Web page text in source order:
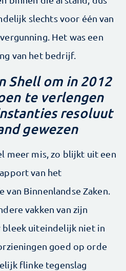
slechts voor één van
Het was een
van het bedrijf.
Shell om in 2012
te verlengen
resoluut
gewezen
meer mis, zo blijkt uit een
van het
van Binnenlandse Zaken.
vakken van zijn
bleek uiteindelijk niet in
goed op orde
flinke tegenslag